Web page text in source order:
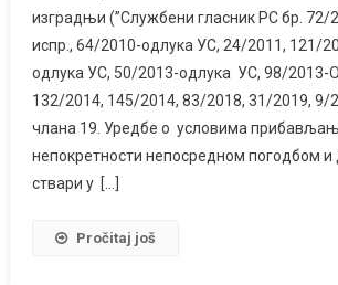
изградњи (”Службени гласник РС бр. 72/
испр., 64/2010-одлука УС, 24/2011, 121/
одлука УС, 50/2013-одлука УС, 98/2013-
132/2014, 145/2014, 83/2018, 31/2019, 9/
члана 19. Уредбе о условима
непокретности непосредном погодбом и
ствари у […]
Pročitaj još